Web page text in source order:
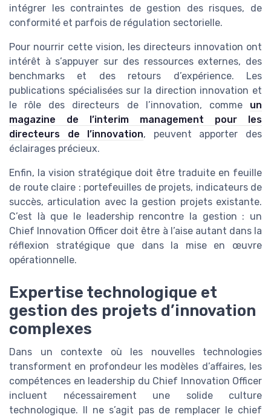
intégrer les contraintes de gestion des risques, de
conformité et parfois de régulation sectorielle.
Pour nourrir cette vision, les directeurs innovation ont
intérêt à s’appuyer sur des ressources externes, des
benchmarks et des retours d’expérience. Les
publications spécialisées sur la direction innovation et
le rôle des directeurs de l’innovation, comme un
magazine de l’interim management pour les
directeurs de l’innovation, peuvent apporter des
éclairages précieux.
Enfin, la vision stratégique doit être traduite en feuille
de route claire : portefeuilles de projets, indicateurs de
succès, articulation avec la gestion projets existante.
C’est là que le leadership rencontre la gestion : un
Chief Innovation Officer doit être à l’aise autant dans la
réflexion stratégique que dans la mise en œuvre
opérationnelle.
Expertise technologique et
gestion des projets d’innovation
complexes
Dans un contexte où les nouvelles technologies
transforment en profondeur les modèles d’affaires, les
compétences en leadership du Chief Innovation Officer
incluent nécessairement une solide culture
technologique. Il ne s’agit pas de remplacer le chief